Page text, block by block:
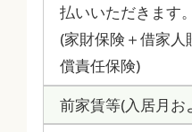
払いいただきます。
(家財保険＋借家
償責任保険)
前家賃等(入居月お